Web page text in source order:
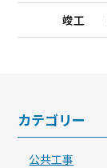
竣工
カテゴリー
公共工事